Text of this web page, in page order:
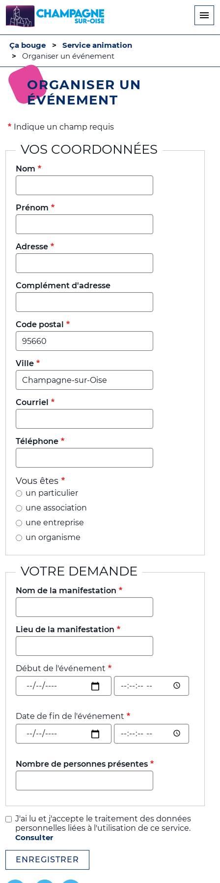
principal
Ça bouge
Service animation
Organiser un événement
ORGANISER UN
ÉVÉNEMENT
Indique un champ requis
VOS COORDONNÉES
Nom
Prénom
Adresse
Complément d'adresse
Code postal
Ville
Courriel
Téléphone
Vous êtes
un particulier
une association
une entreprise
un organisme
VOTRE DEMANDE
Nom de la manifestation
Lieu de la manifestation
Début de l'événement
Début
Début
de
Date de fin de l'événement
Date
l'événement:
Date
Date
de
l'événement:
Nombre de personnes présentes
J'ai lu et j'accepte le traitement des données
personnelles liées à l'utilisation de ce service.
Consulter
ENREGISTRER